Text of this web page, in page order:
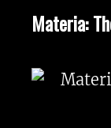
Materia: